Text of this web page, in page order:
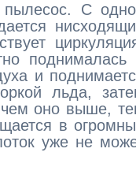
пылесос. С
поднималась
и
льда,
чем оно выше,
в
уже не